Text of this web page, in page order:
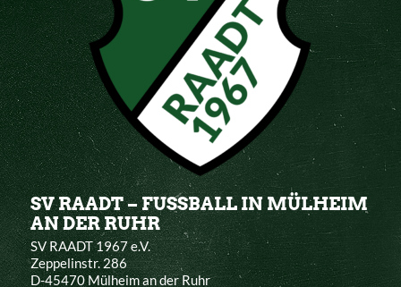
SV RAADT – FUSSBALL IN MÜLHEIM
AN DER RUHR
SV RAADT 1967 e.V.
Zeppelinstr. 286
D-45470 Mülheim an der Ruhr